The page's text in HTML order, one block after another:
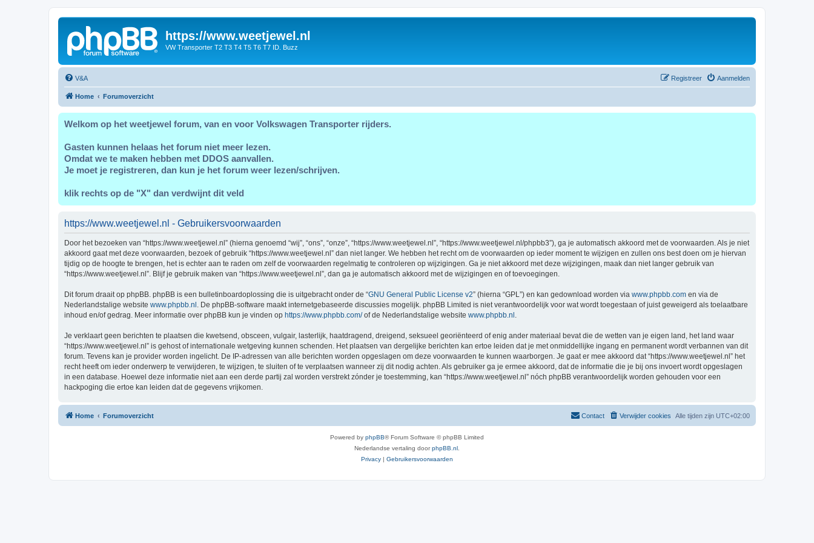
https://www.weetjewel.nl
VW Transporter T2 T3 T4 T5 T6 T7 ID. Buzz
V&A Aanmelden
Registreer
Home Forumoverzicht
Welkom op het weetjewel forum, van en voor Volkswagen Transporter rijders.
Gasten kunnen helaas het forum niet meer lezen.
Omdat we te maken hebben met DDOS aanvallen.
Je moet je registreren, dan kun je het forum weer lezen/schrijven.
klik rechts op de "X" dan verdwijnt dit veld
https://www.weetjewel.nl - Gebruikersvoorwaarden
Door het bezoeken van “https://www.weetjewel.nl” (hierna genoemd “wij”, “ons”, “onze”, “https://www.weetjewel.nl”, “https://www.weetjewel.nl/phpbb3”), ga je automatisch akkoord met de voorwaarden. Als je niet
akkoord gaat met deze voorwaarden, bezoek of gebruik “https://www.weetjewel.nl” dan niet langer. We hebben het recht om de voorwaarden op ieder moment te wijzigen en zullen ons best doen om je hiervan
tijdig op de hoogte te brengen, het is echter aan te raden om zelf de voorwaarden regelmatig te controleren op wijzigingen. Ga je niet akkoord met deze wijzigingen, maak dan niet langer gebruik van
“https://www.weetjewel.nl”. Blijf je gebruik maken van “https://www.weetjewel.nl”, dan ga je automatisch akkoord met de wijzigingen en of toevoegingen.
Dit forum draait op phpBB. phpBB is een bulletinboardoplossing die is uitgebracht onder de “GNU General Public License v2” (hierna “GPL”) en kan gedownload worden via www.phpbb.com en via de
Nederlandstalige website www.phpbb.nl . De phpBB-software maakt internetgebaseerde discussies mogelijk. phpBB Limited is niet verantwoordelijk voor wat wordt toegestaan of juist geweigerd als toelaatbare
inhoud en/of gedrag. Meer informatie over phpBB kun je vinden op https://www.phpbb.com/of de Nederlandstalige website www.phpbb.nl
Je verklaart geen berichten te plaatsen die kwetsend, obsceen, vulgair, lasterlijk, haatdragend, dreigend, seksueel georiënteerd of enig ander materiaal bevat die de wetten van je eigen land, het land waar
“https://www.weetjewel.nl” is gehost of internationale wetgeving kunnen schenden. Het plaatsen van dergelijke berichten kan ertoe leiden dat je met onmiddellijke ingang en permanent wordt verbannen van dit
forum. Tevens kan je provider worden ingelicht. De IP-adressen van alle berichten worden opgeslagen om deze voorwaarden te kunnen waarborgen. Je gaat er mee akkoord dat “https://www.weetjewel.nl” het
recht heeft om ieder onderwerp te verwijderen, te wijzigen, te sluiten of te verplaatsen wanneer zij dit nodig achten. Als gebruiker ga je ermee akkoord, dat de informatie die je bij ons invoert wordt opgeslagen
in een database. Hoewel deze informatie niet aan een derde partij zal worden verstrekt zónder je toestemming, kan “https://www.weetjewel.nl” nóch phpBB verantwoordelijk worden gehouden voor een
hackpoging die ertoe kan leiden dat de gegevens vrijkomen.
Home Forumoverzicht Alle tijden zijn UTC+02:00
Verwijder cookies
Contact
Powered by phpBB® Forum Software © phpBB Limited
Nederlandse vertaling doorphpBB.nl
Privacy | Gebruikersvoorwaarden